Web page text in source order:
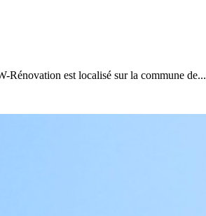
est localisé sur la commune de...